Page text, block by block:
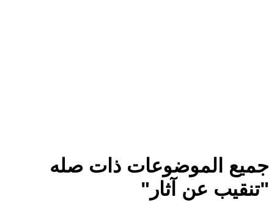
جميع الموضوعات ذات صله
"تنقيب عن آثار"